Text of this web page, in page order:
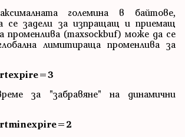
големина в байтове,
се задели за изпращащ и приемащ
променлива (maxsockbuf) може да се
лимитираща променлива за
за "забравяне" на динамични